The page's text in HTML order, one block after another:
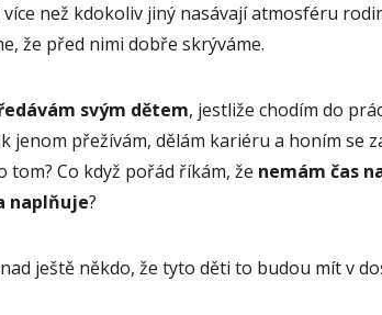
více než kdokoliv jiný nasávají atmosféru
že před nimi dobře skrýváme.
svým dětem, jestliže chodím do
jenom přežívám, dělám kariéru a honím se
tom? Co když pořád říkám, že nemám čas
naplňuje?
ještě někdo, že tyto děti to budou mít v